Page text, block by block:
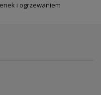
i ogrzewaniem